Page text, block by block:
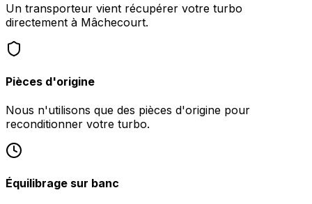
Un transporteur vient récupérer votre turbo
directement à Mâchecourt.
Pièces d'origine
Nous n'utilisons que des pièces d'origine pour
reconditionner votre turbo.
Équilibrage sur banc